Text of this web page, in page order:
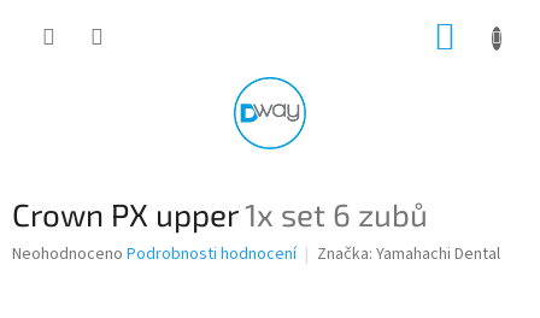
Crown PX upper1x set 6 zubů
Průměrné
Neohodnoceno Podrobnosti hodnocení Značka: Yamahachi Dental